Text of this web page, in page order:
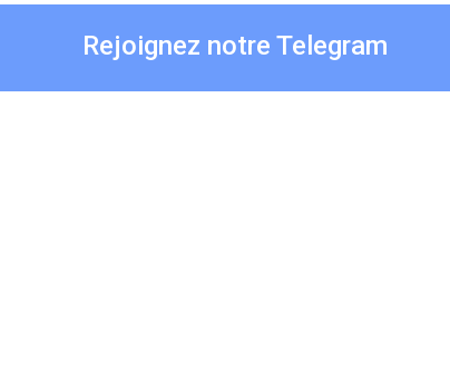
Rejoignez notre Telegram